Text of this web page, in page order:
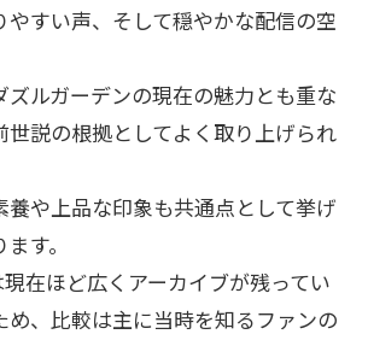
すい声、そして穏やかな配信の空
ズルガーデンの現在の魅力とも重な
世説の根拠としてよく取り上げられ
養や上品な印象も共通点として挙げ
す。
在ほど広くアーカイブが残ってい
め、比較は主に当時を知るファンの